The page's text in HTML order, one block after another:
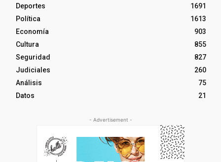
Deportes
1691
Política
1613
Economía
903
Cultura
855
Seguridad
827
Judiciales
260
Análisis
75
Datos
21
- Advertisement -